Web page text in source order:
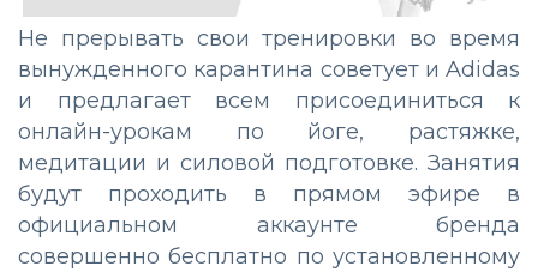
Не прерывать свои тренировки во время
вынужденного карантина советует и Adidas
и предлагает всем присоединиться к
онлайн-урокам по йоге, растяжке,
медитации и силовой подготовке. Занятия
будут проходить в прямом эфире в
официальном аккаунте бренда
совершенно бесплатно по установленному